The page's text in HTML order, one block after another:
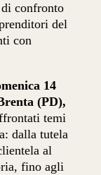
confronto
del
con
14
(PD),
temi
dalla tutela
al
fino agli